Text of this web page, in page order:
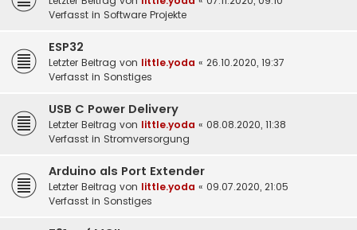
Verfasst in Software Projekte
ESP32
Letzter Beitrag von little.yoda « 26.10.2020, 19:37
Verfasst in Sonstiges
USB C Power Delivery
Letzter Beitrag von little.yoda « 08.08.2020, 11:38
Verfasst in Stromversorgung
Arduino als Port Extender
Letzter Beitrag von little.yoda « 09.07.2020, 21:05
Verfasst in Sonstiges